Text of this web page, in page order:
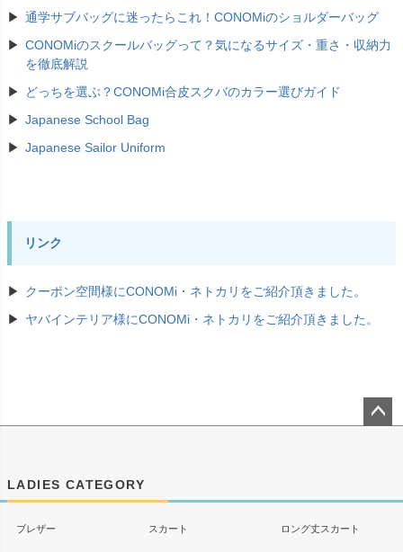
通学サブバッグに迷ったらこれ！CONOMiのショルダーバッグ
CONOMiのスクールバッグって？気になるサイズ・重さ・収納力
を徹底解説
どっちを選ぶ？CONOMi合皮スクバのカラー選びガイド
Japanese School Bag
Japanese Sailor Uniform
リンク
クーポン空間様にCONOMi・ネトカリをご紹介頂きました。
ヤバインテリア様にCONOMi・ネトカリをご紹介頂きました。
LADIES CATEGORY
ブレザー スカート ロング丈スカート